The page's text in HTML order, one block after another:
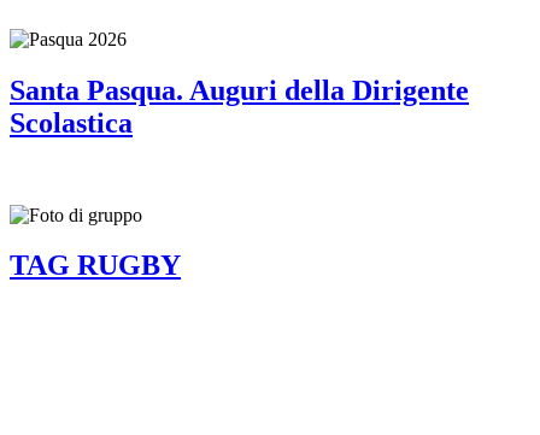
Santa Pasqua. Auguri della Dirigente
Scolastica
TAG RUGBY